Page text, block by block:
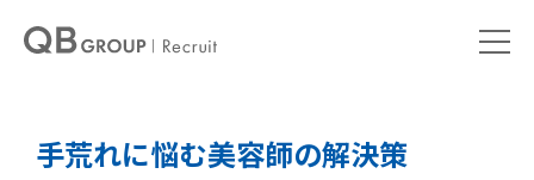
手荒れに悩む美容師の解決策